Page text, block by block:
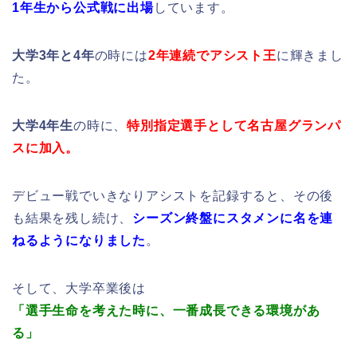
1年生から公式戦に出場しています。
大学3年と4年の時には2年連続でアシスト王に輝きまし
た。
大学4年生の時に、特別指定選手として名古屋グランパ
スに加入。
デビュー戦でいきなりアシストを記録すると、その後
も結果を残し続け、 シーズン終盤にスタメンに名を連
ねるようになりました 。
そして、大学卒業後は
「選手生命を考えた時に、一番成長できる環境があ
る」